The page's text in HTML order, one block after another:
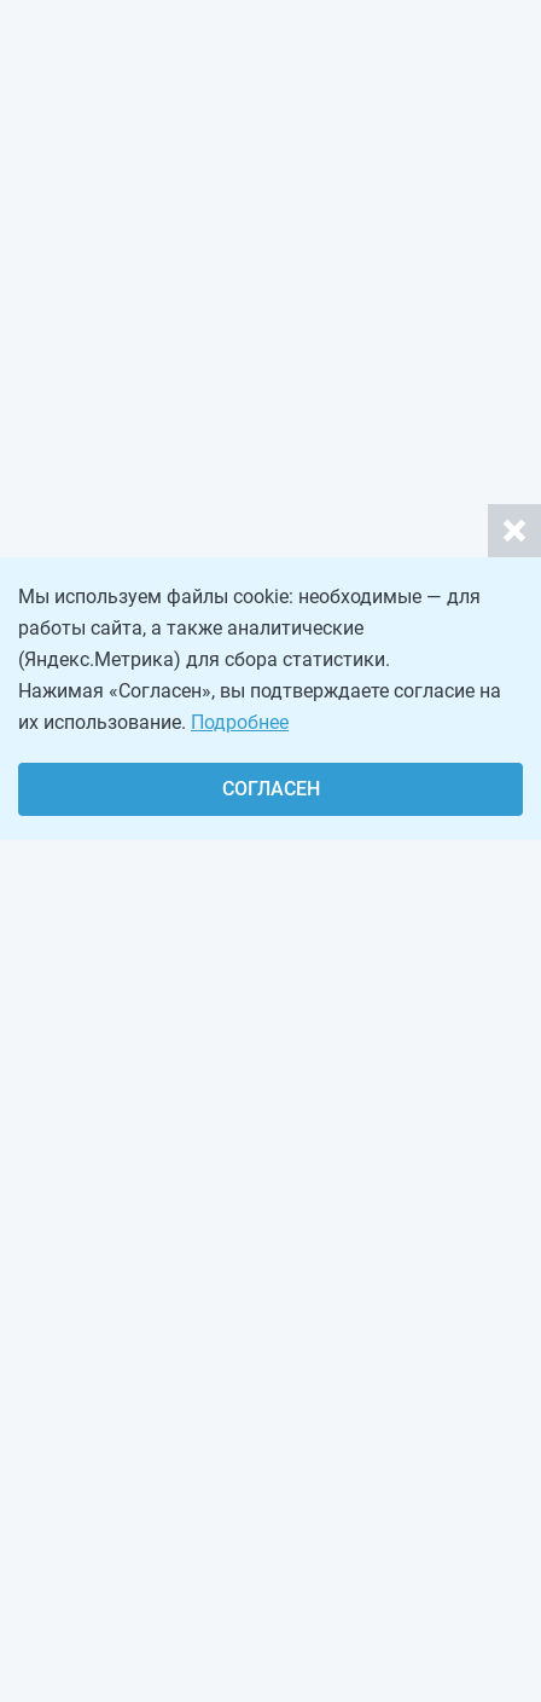
Мы используем файлы cookie: необходимые — для
работы сайта, а также аналитические
(Яндекс.Метрика) для сбора статистики.
Нажимая «Согласен», вы подтверждаете согласие на
их использование. Подробнее
СОГЛАСЕН